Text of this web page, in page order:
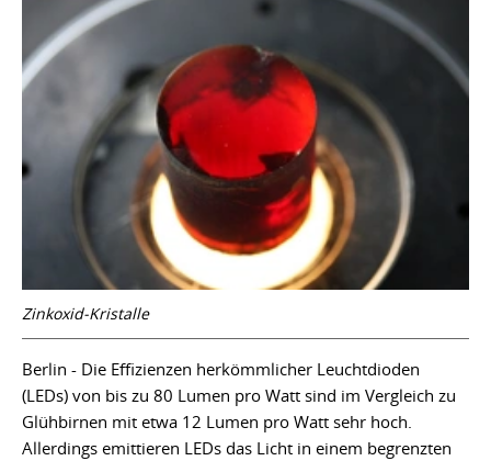
Zinkoxid-Kristalle
Berlin - Die Effizienzen herkömmlicher Leuchtdioden
(LEDs) von bis zu 80 Lumen pro Watt sind im Vergleich zu
Glühbirnen mit etwa 12 Lumen pro Watt sehr hoch.
Allerdings emittieren LEDs das Licht in einem begrenzten